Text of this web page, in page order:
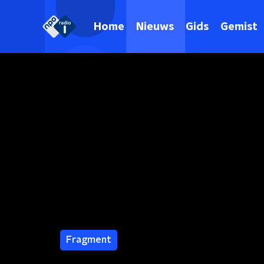
Home Nieuws Gids Gemist
Fragment